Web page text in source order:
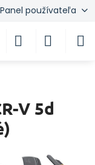
Panel používateľa
V 5d